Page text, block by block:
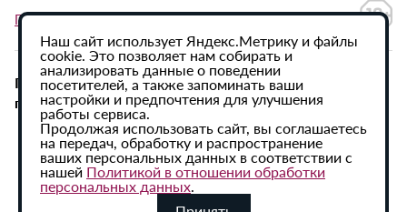
Политика в отношении обработки персональных данных
При использовании материалов сайта активная
гиперссылка на ИА «Регион 64» обязательна.
Наш сайт использует Яндекс.Метрику и файлы
cookie. Это позволяет нам собирать и
анализировать данные о поведении
посетителей, а также запоминать ваши
настройки и предпочтения для улучшения
работы сервиса.
Продолжая использовать сайт, вы соглашаетесь
на передач, обработку и распространение
ваших персональных данных в соответствии с
нашей Политикой в отношении обработки
персональных данных.